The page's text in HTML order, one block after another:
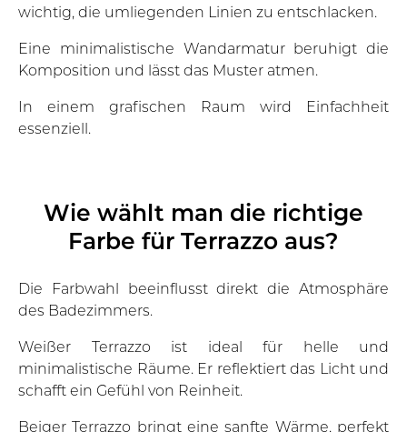
wichtig, die umliegenden Linien zu entschlacken.
Eine minimalistische Wandarmatur beruhigt die
Komposition und lässt das Muster atmen.
In einem grafischen Raum wird Einfachheit
essenziell.
Wie wählt man die richtige
Farbe für Terrazzo aus?
Die Farbwahl beeinflusst direkt die Atmosphäre
des Badezimmers.
Weißer Terrazzo ist ideal für helle und
minimalistische Räume. Er reflektiert das Licht und
schafft ein Gefühl von Reinheit.
Beiger Terrazzo bringt eine sanfte Wärme, perfekt